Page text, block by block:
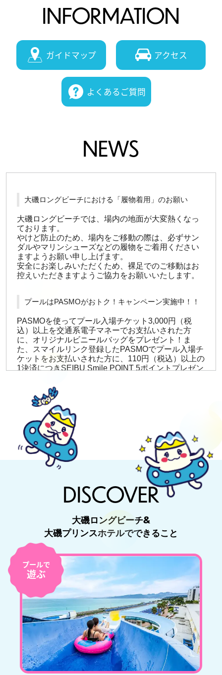
INFORMATION
ガイドマップ アクセス
よくあるご質問
NEWS
DISCOVER
大磯ロングビーチ&
大磯プリンスホテルでできること
プールで
遊ぶ